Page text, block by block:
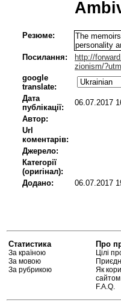
Резюме:
The
personality
Посилання:
http://
zionism/
google
translate:
Дата
публікації:
06.07.2017
Автор:
Url
коментарів:
Джерело:
Категорії
(оригінал):
Додано:
06.07.2017
Статистика
За країною
За мовою
За рубрикою
Про
Цілі
Як
сайтом
F.A.Q.